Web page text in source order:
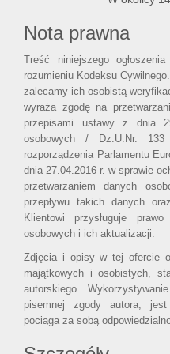
Nota prawna
Treść niniejszego
rozumieniu Kodeksu
zalecamy ich osobistą
wyraża zgodę na
przepisami ustawy z dnia
osobowych / Dz.U.Nr.
rozporządzenia Parlamentu
dnia 27.04.2016 r. w sprawie
przetwarzaniem danych
przepływu takich danych
Klientowi przysługuje
osobowych i ich aktualizacji.
Zdjęcia i opisy w tej ofercie
majątkowych i osobistych,
autorskiego.
pisemnej zgody autora,
pociąga za sobą